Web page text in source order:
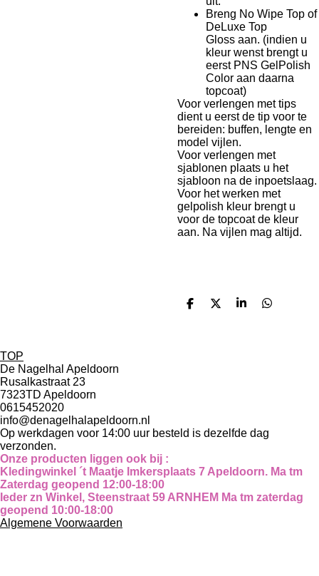
Breng No Wipe Top of
DeLuxe Top
Gloss aan. (indien u
kleur wenst brengt u
eerst PNS GelPolish
Color aan daarna
topcoat)
Voor verlengen met tips
dient u eerst de tip voor te
bereiden: buffen, lengte en
model vijlen.
Voor verlengen met
sjablonen plaats u het
sjabloon na de inpoetslaag.
Voor het werken met
gelpolish kleur brengt u
voor de topcoat de kleur
aan. Na vijlen mag altijd.
D
D
S
D
TOP
De Nagelhal Apeldoorn
Rusalkastraat 23
7323TD Apeldoorn
0615452020
info@denagelhalapeldoorn.nl
Op werkdagen voor 14:00 uur besteld is dezelfde dag
verzonden.
Onze producten liggen ook bij :
Kledingwinkel ´t Maatje Imkersplaats 7 Apeldoorn. Ma tm
Zaterdag geopend 12:00-18:00
Ieder zn Winkel, Steenstraat 59 ARNHEM Ma tm zaterdag
geopend 10:00-18:00
Algemene Voorwaarden